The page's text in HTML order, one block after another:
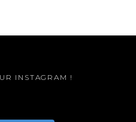
INSTAGRAM !